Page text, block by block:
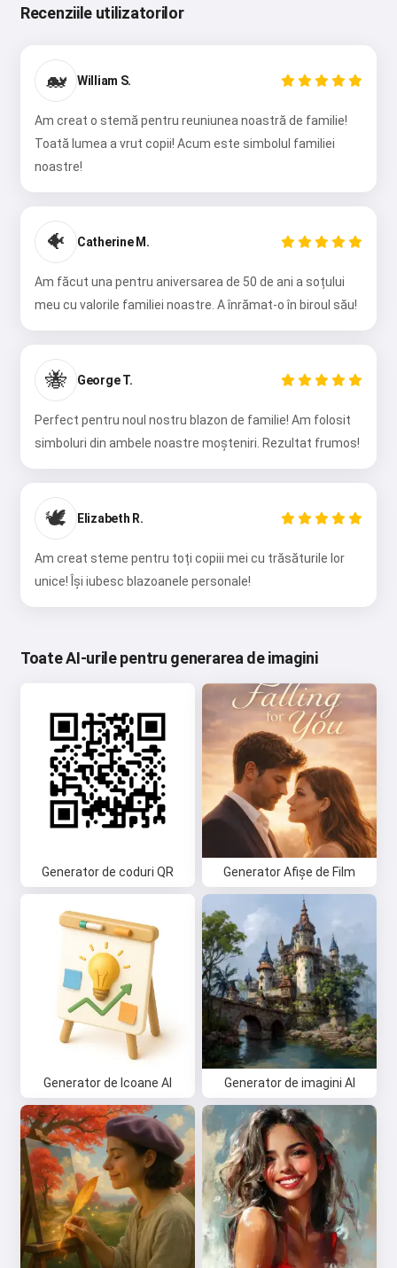
Recenziile utilizatorilor
🐋 William S.
Am creat o stemă pentru reuniunea noastră de familie!
Toată lumea a vrut copii! Acum este simbolul familiei
noastre!
🐠 Catherine M.
Am făcut una pentru aniversarea de 50 de ani a soțului
meu cu valorile familiei noastre. A înrămat-o în biroul său!
🐝 George T.
Perfect pentru noul nostru blazon de familie! Am folosit
simboluri din ambele noastre moșteniri. Rezultat frumos!
🕊️ Elizabeth R.
Am creat steme pentru toți copiii mei cu trăsăturile lor
unice! Își iubesc blazoanele personale!
Toate AI-urile pentru generarea de imagini
Generator de coduri QR Generator Afișe de Film
Generator de Icoane AI Generator de imagini AI